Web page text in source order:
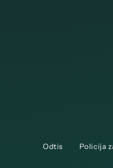
Odtis Policija